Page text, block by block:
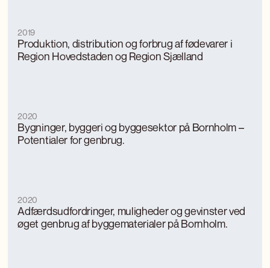
Produktion, distribution og forbrug af fødevarer i
Region Hovedstaden og Region Sjælland
2019
Bygninger, byggeri og byggesektor på Bornholm –
Potentialer for genbrug.
2020
Adfærdsudfordringer, muligheder og gevinster ved
øget genbrug af byggematerialer på Bornholm.
2020